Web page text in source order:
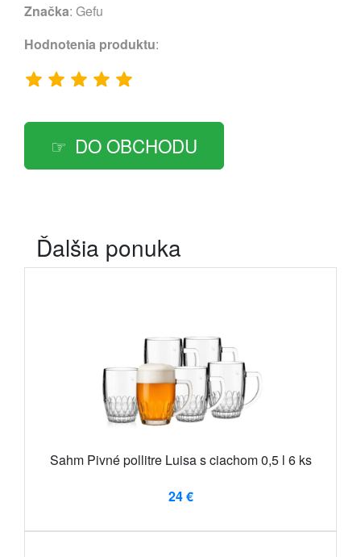
Značka: Gefu
Hodnotenia produktu:
DO OBCHODU
Ďalšia ponuka
Sahm Pivné pollitre Luisa s ciachom 0,5 l 6 ks
24 €